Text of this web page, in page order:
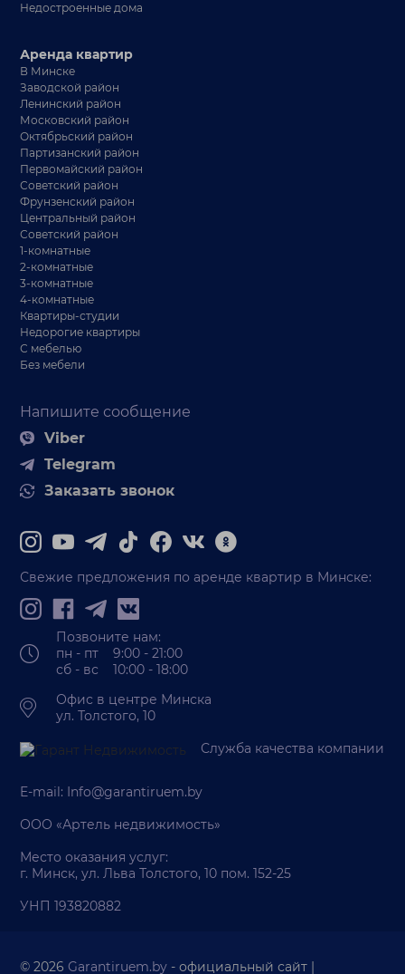
Недостроенные дома
Напишите сообщение
Viber
Telegram
Заказать звонок
Аренда квартир
В Минске
Заводской район
Ленинский район
Московский район
Октябрьский район
Партизанский район
Первомайский район
Советский район
Фрунзенский район
Центральный район
Советский район
1-комнатные
2-комнатные
3-комнатные
4-комнатные
Квартиры-студии
Недорогие квартиры
С мебелью
Без мебели
Свежие предложения по аренде квартир в Минске:
Позвоните нам:
пн - пт 9:00 - 21:00
сб - вс 10:00 - 18:00
Офис в центре Минска
ул. Толстого, 10
Служба качества компании
E-mail: Info@garantiruem.by
ООО «Артель недвижимость»
Место оказания услуг:
г. Минск, ул. Льва Толстого, 10 пом. 152-25
УНП 193820882
© 2026Garantiruem.by - официальный сайт |